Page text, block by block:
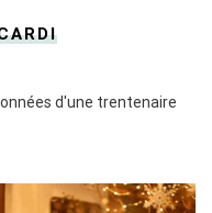
d'une trentenaire